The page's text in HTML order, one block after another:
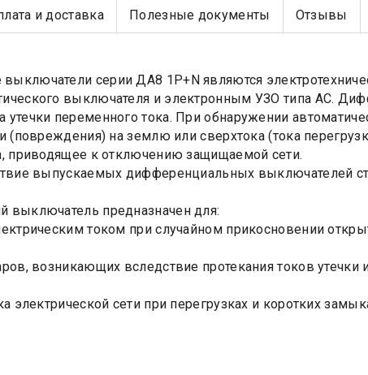
и доставка Полезные документы Отзывы
серии ДА8 1P+N являются
выключателя и электронным УЗО типа АС.
переменного тока. При обнаружении
(повреждения) на землю или сверхтока (тока
приводящее к отключению защищаемой сети.
выпускаемых дифференциальных выключателей
выключатель предназначен для:
током при случайном прикосновении
возникающих вследствие протекания токов утечки
электрической сети при перегрузках и коротких